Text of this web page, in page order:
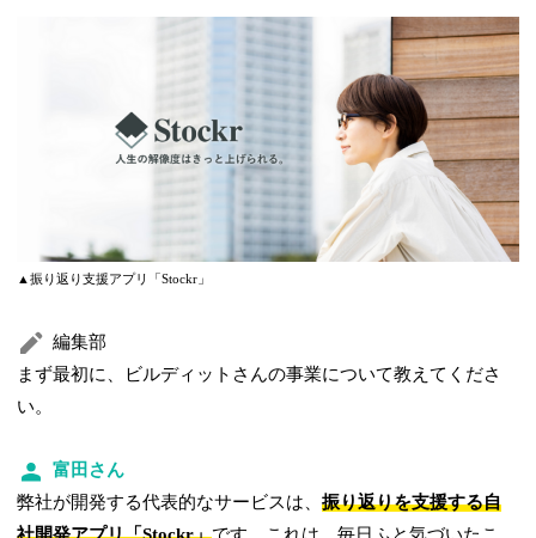
▲振り返り支援アプリ「Stockr」
編集部
まず最初に、ビルディットさんの事業について教えてくださ
い。
富田さん
弊社が開発する代表的なサービスは、振り返りを支援する自